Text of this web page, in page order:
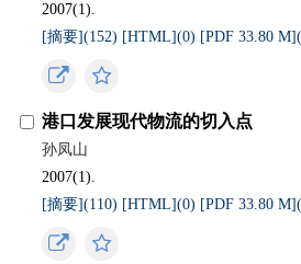
2007(1).
[摘要](152) [HTML](0) [PDF 33.80
港口发展现代物流的切入点
孙凤山
2007(1).
[摘要](110) [HTML](0) [PDF 33.80